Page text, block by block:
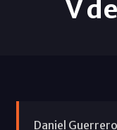
V
Daniel